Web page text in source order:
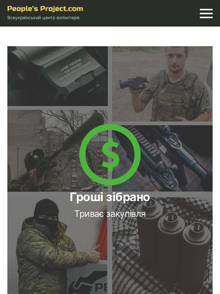
Всеукраїнський центр волонтерів
Гроші зібрано
Триває закупівля